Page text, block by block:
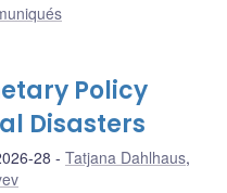
Policy
Disasters
28 Tatjana Dahlhaus,